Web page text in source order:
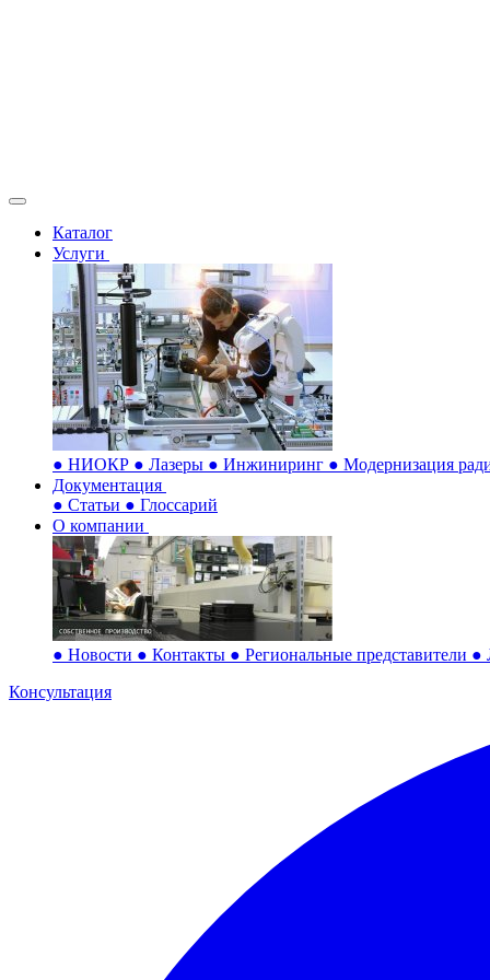
Каталог
Услуги
● НИОКР ● Лазеры ● Инжиниринг ● Модернизация
Документация
● Статьи ● Глоссарий
О компании
● Новости ● Контакты ● Региональные представители ●
Консультация